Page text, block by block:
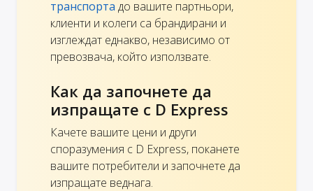
транспорта до вашите партньори,
клиенти и колеги са брандирани и
изглеждат еднакво, независимо от
превозвача, който използвате.
Как да започнете да
изпращате с D Express
Качете вашите цени и други
споразумения с D Express, поканете
вашите потребители и започнете да
изпращате веднага.